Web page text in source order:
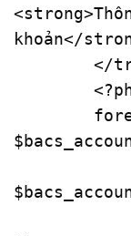
<strong>
khoản</
</